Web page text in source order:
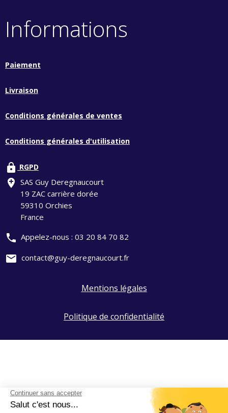
Informations
Paiement
Livraison
Conditions générales de ventes
Conditions générales d'utilisation
lock RGPD
add_location SAS Guy Deregnaucourt
19 ZAC carrière dorée
59310 Orchies
France
phone Appelez-nous : 03 20 84 70 82
mail contact@guy-deregnaucourt.fr
Mentions légales
Politique de confidentialité